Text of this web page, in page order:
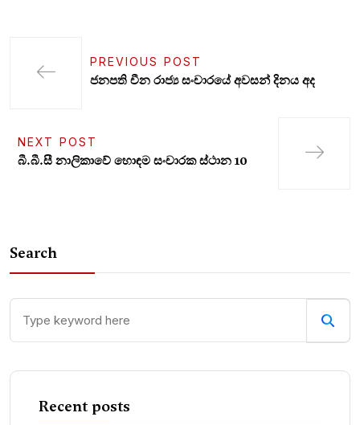
PREVIOUS POST
ජනපති චීන රාජ්‍ය සංචාරයේ අවසන් දිනය අද
NEXT POST
බී.බී.සී නාලිකාවේ හොඳම සංචාරක ස්ථාන 10
Search
Recent posts